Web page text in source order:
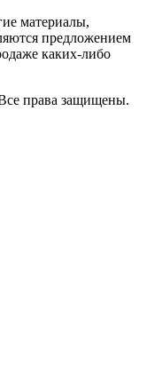
материалы,
предложением
каких-либо
права защищены.